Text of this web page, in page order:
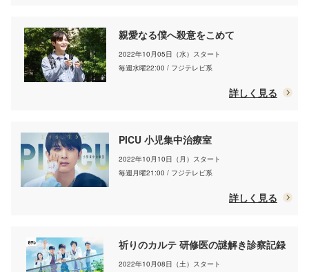
親愛なる僕へ殺意をこめて
2022年10月05日（水）スタート
毎週水曜22:00 / フジテレビ系
詳しく見る
PICU 小児集中治療室
2022年10月10日（月）スタート
毎週月曜21:00 / フジテレビ系
詳しく見る
祈りのカルテ 研修医の謎解き診察記録
2022年10月08日（土）スタート